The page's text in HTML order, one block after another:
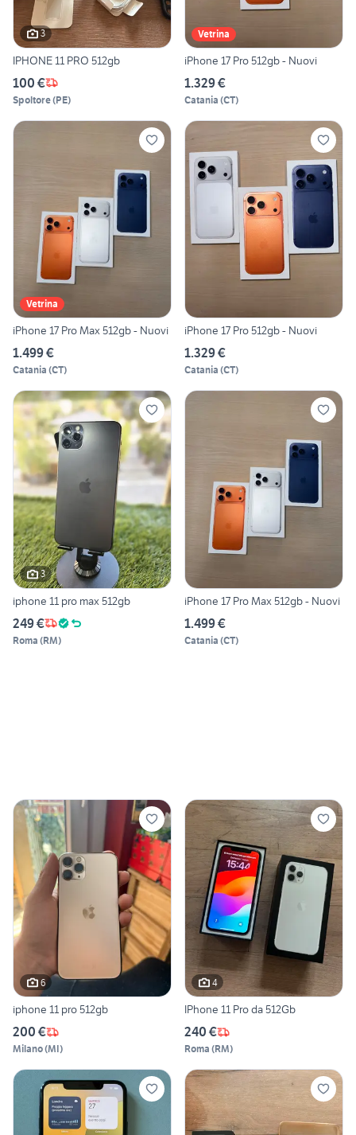
3
IPHONE 11 PRO 512gb
100 €
Spoltore(PE)
Vetrina
iPhone 17 Pro 512gb - Nuovi
1.329 €
Catania (CT)
Vetrina
iPhone 17 Pro Max 512gb - Nuovi
1.499 €
Catania (CT)
iPhone 17 Pro 512gb - Nuovi
1.329 €
Catania (CT)
3
iphone 11 pro max 512gb
249 €
Roma (RM)
iPhone 17 Pro Max 512gb - Nuovi
1.499 €
Catania (CT)
6
iphone 11 pro 512gb
200 €
Milano(MI)
4
IPhone 11 Pro da 512Gb
240 €
Roma (RM)